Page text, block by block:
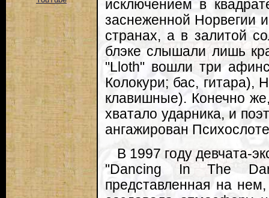
исключением в
заснеженной Норвегии
странах, а в залитой
блэке слышали лишь
"Lloth" вошли три
Колокури; бас, гитара),
клавишные). Конечно
хватало ударника, и
ангажирован
В 1997 году девчата-
"Dancing In The
представленная на